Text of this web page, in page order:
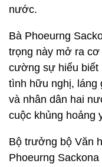
nước.
Bà Phoeurng
trọng này mở ra
cường sự hiểu biết
tình hữu nghị, láng
và nhân dân hai
cuộc khủng hoảng
Bộ trưởng bộ Văn
Phoeurng